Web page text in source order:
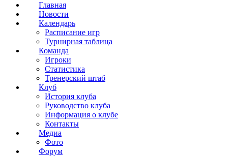
Главная
Новости
Календарь
Расписание игр
Турнирная таблица
Команда
Игроки
Статистика
Тренерский штаб
Клуб
История клуба
Руководство клуба
Информация о клубе
Контакты
Медиа
Фото
Форум